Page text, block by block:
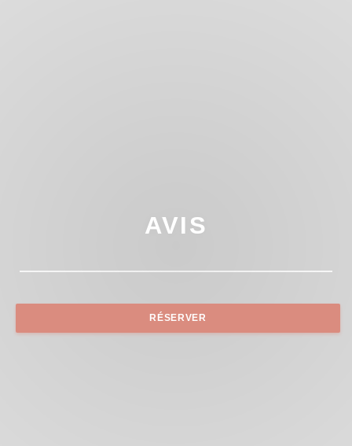
AVIS
RÉSERVER